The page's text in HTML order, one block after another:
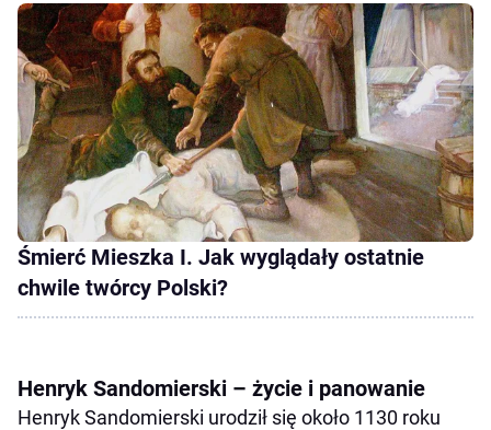
Śmierć Mieszka I. Jak wyglądały ostatnie
chwile twórcy Polski?
Henryk Sandomierski – życie i panowanie
Henryk Sandomierski urodził się około 1130 roku